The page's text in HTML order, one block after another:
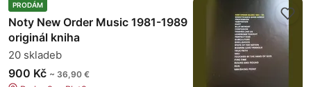
PRODÁM
Noty New Order Music 1981-1989
originál kniha
20 skladeb
900 Kč ~ 36,90 €